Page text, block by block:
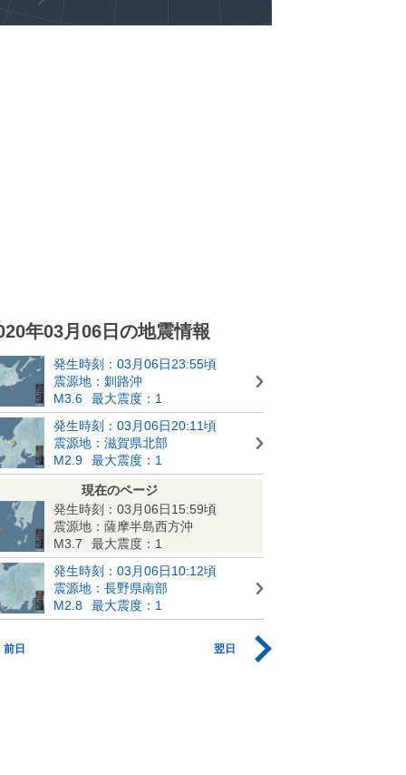
年03月06日の地震情報
発生時刻：03月06日23:55頃
震源地：釧路沖
M3.6
最大震度：1
発生時刻：03月06日20:11頃
震源地：滋賀県北部
M2.9
最大震度：1
現在のページ
発生時刻：03月06日15:59頃
震源地：薩摩半島西方沖
M3.7
最大震度：1
発生時刻：03月06日10:12頃
震源地：長野県南部
M2.8
最大震度：1
前日 翌日